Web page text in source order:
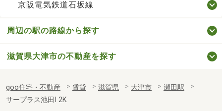
京阪電気鉄道石坂線
周辺の駅の路線から探す
滋賀県大津市の不動産を探す
goo住宅・不動産 賃貸 滋賀県 大津市
瀬田駅
サープラス池田Ⅰ 2K